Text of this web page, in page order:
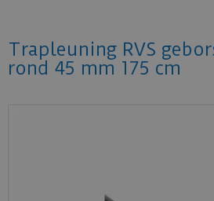
Trapleuning RVS
rond 45 mm 175 cm